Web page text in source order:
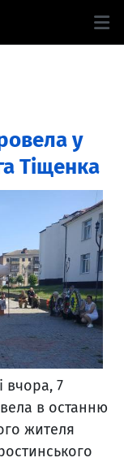
у
Тіщенка
вчора, 7
в останню
жителя